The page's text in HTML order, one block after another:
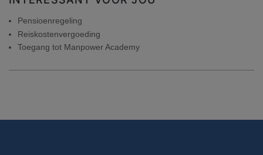
Pensioenregeling
Reiskostenvergoeding
Toegang tot Manpower Academy